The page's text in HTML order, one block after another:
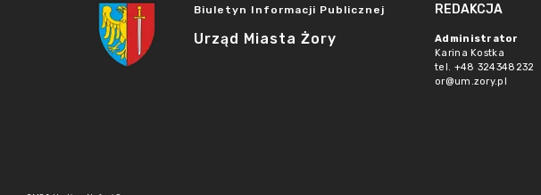
Biuletyn Informacji Publicznej
Urząd Miasta Żory
REDAKCJA
Administrator
Karina Kostka
tel. +48 324348232
or@um.zory.pl